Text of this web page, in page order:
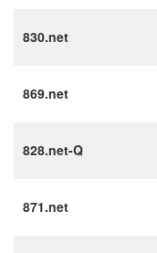
830.net
869.net
828.net-Q
871.net